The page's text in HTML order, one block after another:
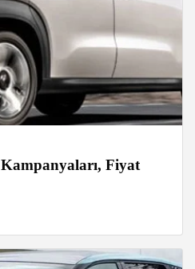
Fiyat